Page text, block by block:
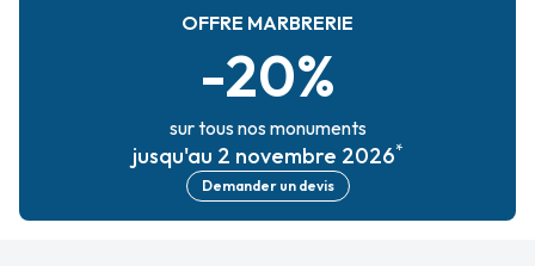
OFFRE MARBRERIE
-20%
sur tous nos monuments
jusqu'au 2 novembre 2026*
Demander un devis